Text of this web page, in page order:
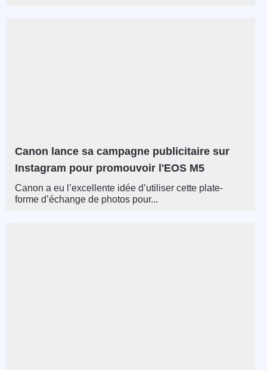
Canon lance sa campagne publicitaire sur
Instagram pour promouvoir l'EOS M5
Canon a eu l’excellente idée d’utiliser cette plate-
forme d’échange de photos pour...